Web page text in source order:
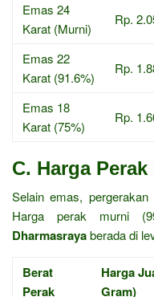
Emas 24
Karat (Murni)
Rp.
Emas 22
Karat (91.6%)
Rp.
Emas 18
Karat (75%)
Rp.
C. Harga
Selain emas,
Harga perak murni
Dharmasrayaberada di
Berat
Perak
Harga
Gram)